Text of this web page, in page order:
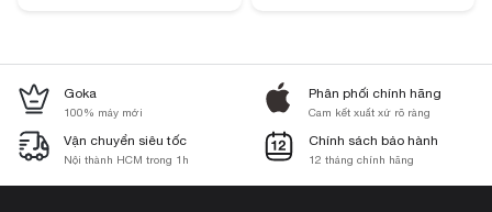
Goka
100% máy mới
Phân phối chính hãng
Cam kết xuất xứ rõ ràng
Vận chuyển siêu tốc
Nội thành HCM trong 1h
Chính sách bảo hành
12 tháng chính hãng